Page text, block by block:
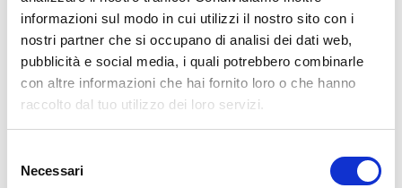
informazioni sul modo in cui utilizzi il nostro sito con i
nostri partner che si occupano di analisi dei dati web,
pubblicità e social media, i quali potrebbero combinarle
con altre informazioni che hai fornito loro o che hanno
raccolto dal tuo utilizzo dei loro servizi.
delNecessari
15WORKOUT SCARICA ORA